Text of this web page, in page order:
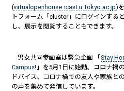
(virtualopenhouse.rcast.u-tokyo.ac.jp)
トフォーム「cluster」にログインする
し、展示を閲覧することもできます。
男女共同参画室は緊急企画 「Stay
Campus! 」を5月1日に始動。コロナ禍
ドバイス、コロナ禍での友人や家族と
の声を集めて発信しています。